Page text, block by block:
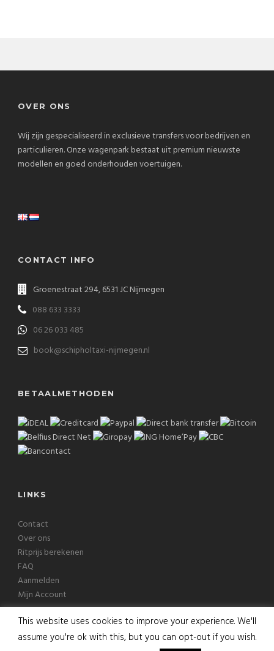
OVER ONS
Wij zijn gespecialiseerd in exclusieve transfers voor bedrijven en
particulieren. Onze wagenpark bestaat uit premium nieuwste
modellen en goed onderhouden voertuigen.
CONTACT INFO
Groenestraat 294, 6531 JC Nijmegen
088 633 3333
06 26 033 485
book@schipholtaxi-nijmegen.nl
BETAALMETHODEN
LINKS
Contact
Over ons
Ritprijs berekenen
FAQ
Aanmelden
Mijn Account
This website uses cookies to improve your experience. We'll
assume you're ok with this, but you can opt-out if you wish.